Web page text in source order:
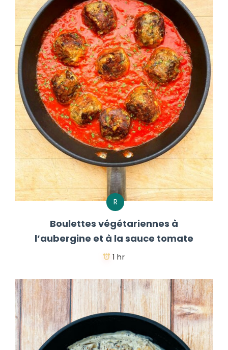
R
Boulettes végétariennes à
l’aubergine et à la sauce tomate
1 hr